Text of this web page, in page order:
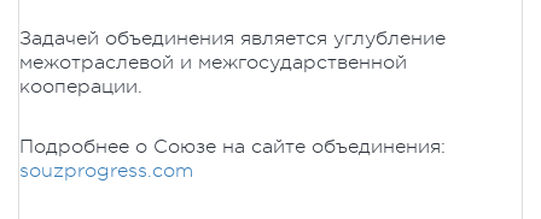
Задачей объединения является углубление
межотраслевой и межгосударственной
кооперации.
Подробнее о Союзе на сайте объединения:
souzprogress.com